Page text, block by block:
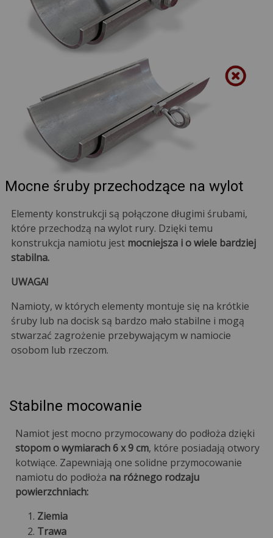
Mocne śruby przechodzące na wylot
Elementy konstrukcji są połączone długimi śrubami,
które przechodzą na wylot rury. Dzięki temu
konstrukcja namiotu jest mocniejsza i o wiele bardziej
stabilna.
UWAGA!
Namioty, w których elementy montuje się na krótkie
śruby lub na docisk są bardzo mało stabilne i mogą
stwarzać zagrożenie przebywającym w namiocie
osobom lub rzeczom.
Stabilne mocowanie
Namiot jest mocno przymocowany do podłoża dzięki
stopom o wymiarach 6 x 9 cm, które posiadają otwory
kotwiące. Zapewniają one solidne przymocowanie
namiotu do podłoża na różnego rodzaju
powierzchniach:
Ziemia
Trawa